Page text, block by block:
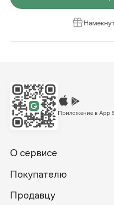
Приложение в App
О сервисе
Покупателю
Продавцу